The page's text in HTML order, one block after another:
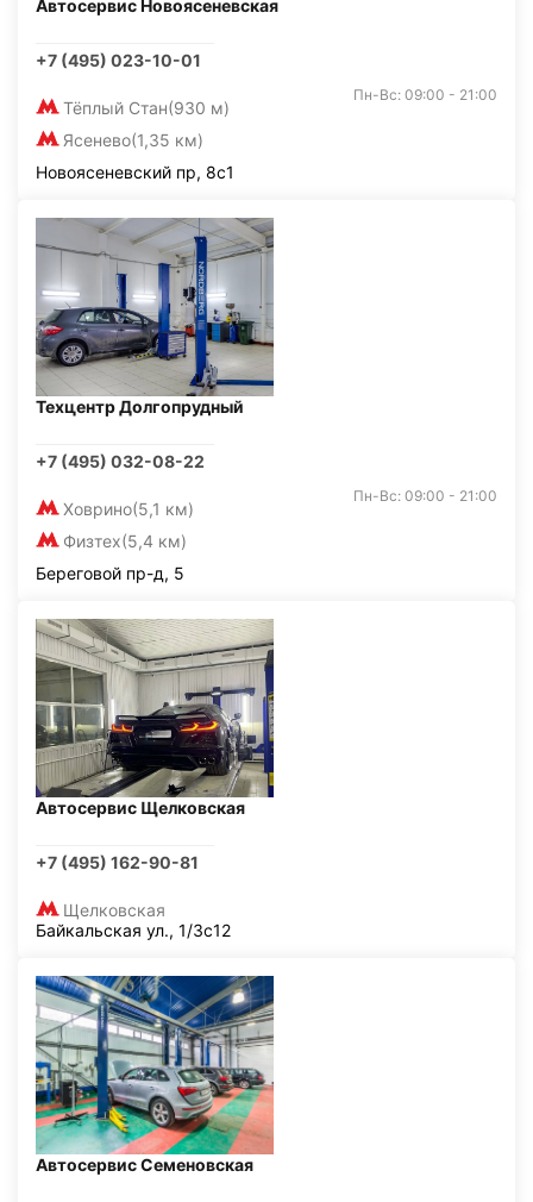
Автосервис Новоясеневская
+7 (495) 023-10-01
Тёплый Стан(930 м)
Ясенево(1,35 км)
Пн-Вс: 09:00 - 21:00
Новоясеневский пр, 8с1
Техцентр Долгопрудный
+7 (495) 032-08-22
Ховрино(5,1 км)
Физтех(5,4 км)
Пн-Вс: 09:00 - 21:00
Береговой пр-д, 5
Автосервис Щелковская
+7 (495) 162-90-81
Щелковская
Байкальская ул., 1/3с12
Автосервис Семеновская